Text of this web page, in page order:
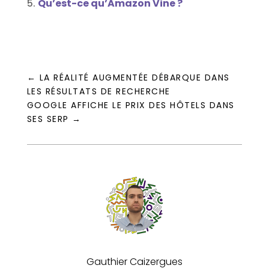
Qu’est-ce qu’Amazon Vine ?
← LA RÉALITÉ AUGMENTÉE DÉBARQUE DANS
LES RÉSULTATS DE RECHERCHE
GOOGLE AFFICHE LE PRIX DES HÔTELS DANS
SES SERP →
Gauthier Caizergues